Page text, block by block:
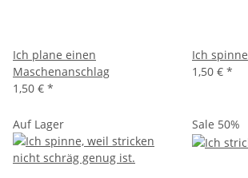
Ich plane einen
Maschenanschlag
1,50 € *
Ich spinne
1,50 € *
Auf Lager Sale 50%